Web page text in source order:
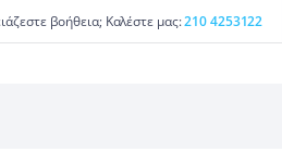
βοήθεια; Καλέστε μας:210 4253122